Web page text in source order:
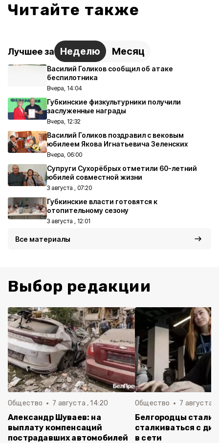
Читайте также
Лучшее за Неделю Месяц
Василий Голиков сообщил об атаке
беспилотника
Вчера, 14:04
Губкинские физкультурники получили
заслуженные награды
Вчера, 12:32
Василий Голиков поздравил с вековым
юбилеем Якова Игнатьевича Зеленских
Вчера, 06:00
Супруги Сухорёбрых отметили 60-летний
юбилей совместной жизни
3 августа , 07:20
Губкинские власти готовятся к
отопительному сезону
3 августа , 12:01
Все материалы
Выбор редакции
Общество 7 августа , 14:20
Александр Шуваев: на
выплату компенсаций
пострадавших автомобилей
Общество 7 августа ,
Белгородцы стали
сталкиваться с
в сети